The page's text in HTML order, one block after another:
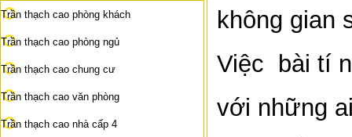
Trần thạch cao phòng khách
Trần thạch cao phòng ngủ
Trần thạch cao chung cư
Trần thạch cao văn phòng
Trần thạch cao nhà cấp 4
không gian
Việc bài tí
với những